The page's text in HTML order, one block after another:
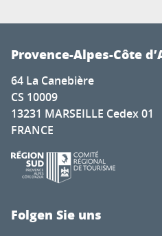
Provence-Alpes-Côte
64 La Canebière
CS 10009
13231 MARSEILLE Cedex 01
FRANCE
Folgen Sie uns